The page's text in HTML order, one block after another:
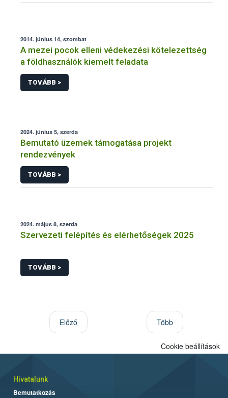
2014. június 14, szombat
A mezei pocok elleni védekezési kötelezettség
a földhasználók kiemelt feladata
TOVÁBB >
2024. június 5, szerda
Bemutató üzemek támogatása projekt
rendezvények
TOVÁBB >
2024. május 8, szerda
Szervezeti felépítés és elérhetőségek 2025
TOVÁBB >
Előző Több
Cookie beállítások
Hivatalunk
Bemutatkozás